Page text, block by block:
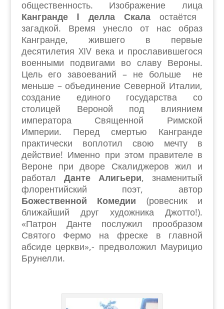
общественность. Изображение лица
Кангранде I делла Скалаостаётся
загадкой. Время унесло от нас образ
Кангранде, жившего в первые
десятилетия XIV века и прославившегося
военными подвигами во славу Вероны.
Цель его завоеваний – не больше не
меньше – объединение Северной Италии,
создание единого государства со
столицей Вероной под влиянием
императора Священной Римской
Империи. Перед смертью Кангранде
практически воплотил свою мечту в
действие! Именно при этом правителе в
Вероне при дворе Скалиджеров жил и
работал Данте Алигьери, знаменитый
флорентийский поэт, автор
Божественной Комедии (ровесник и
ближайший друг художника Джотто!).
«Патрон Данте послужил прообразом
Святого Фермо на фреске в главной
абсиде церкви»,- предволожил Маурицио
Брунелли.